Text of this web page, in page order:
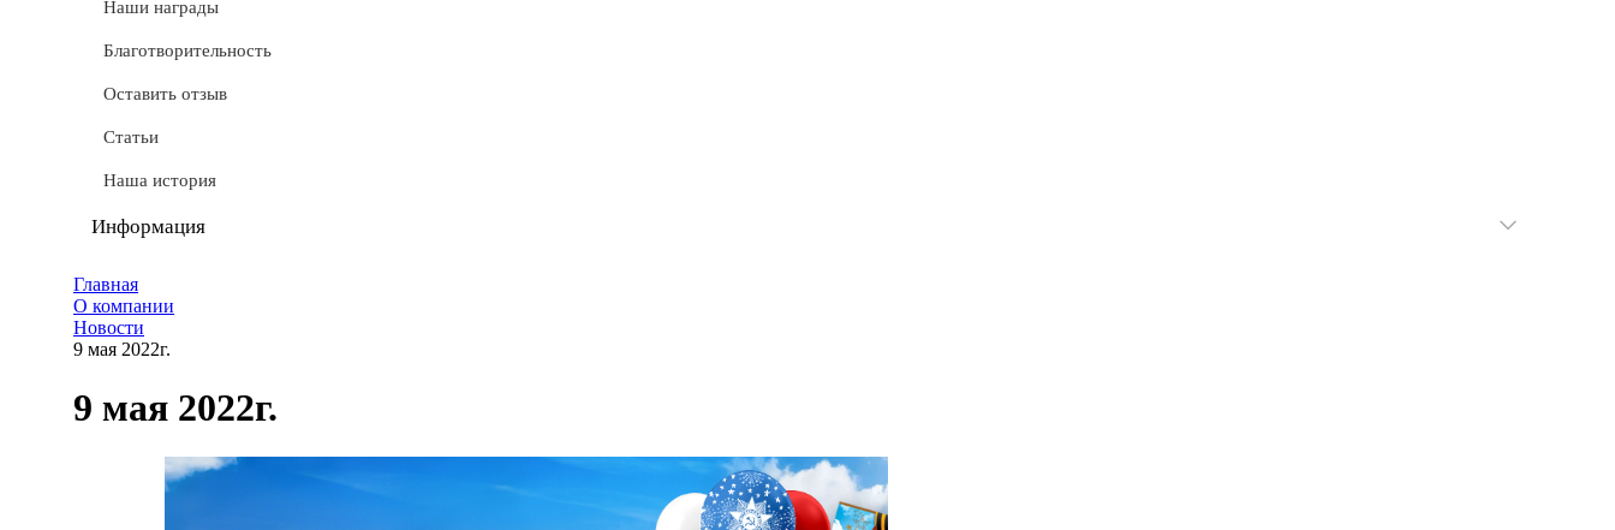
Доставка
Условные обозначения
Документы
Обмен и возврат
Частые вопросы
Наши награды
Благотворительность
Оставить отзыв
Статьи
Наша история
Информация
Мы используем cookie
Удаление аккаунта
Карта сайта
Главная
О компании
Новости
9 мая 2022г.
9 мая 2022г.